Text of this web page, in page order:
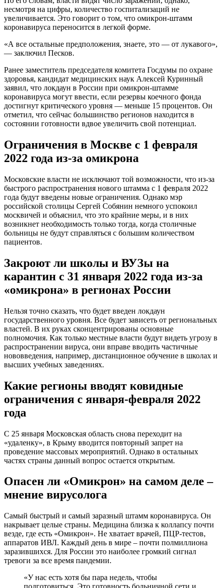
Московские власти не исключают той возможности, что из-за
быстрого распространения нового штамма с 1 февраля 2022
года будут введены новые ограничения. Однако мэр
российской столицы Сергей Собянин немного успокоил
москвичей и объяснил, что это крайние меры, и в них
возникнет необходимость только тогда, когда столичные
пациентов.
Закроют ли школы и ВУЗы на
карантин с 31 января 2022 года из-за
«омикрона» в регионах России
государственного уровня. Все будет зависеть от региональных
властей. В их руках сконцентрированы основные
полномочия. Как только местные власти будут видеть угрозу в
нововведения, например, дистанционное обучение в школах и
высших учебных заведениях.
Какие регионы вводят ковидные
ограничения с января-февраля 2022
года
С 25 января Московская область снова переходит на
«удаленку», в Крыму вводится повторный запрет на
проведение массовых мероприятий. Однако в остальных
частях страны данный вопрос остается открытым.
Опасен ли «Омикрон» на самом деле –
мнение вирусолога
Самый быстрый и самый заразный штамм коронавируса. Он
накрывает целые страны. Медицина близка к коллапсу почти
везде, где есть «Омикрон». Не хватает врачей, ПЦР-тестов,
аппаратов ИВЛ. Каждый день в мире – почти полмиллиона
тревоги за все время пандемии.
«У нас есть хотя бы пара недель, чтобы
подготовиться. Это готовность больничной сети и
промышленности, и той, которая производит
необходимый кислород, маски, средства
индивидуальной защиты и так далее», – заявлял
президент России Владимир Путин.
ученых, который застал «Омикрон» на его родине, в ЮАР.
Провел 21 день в ковидном госпитале Йоханнесбурга, откуда
привез уникальные данные и уникальные кадры.
Он показал заполненные якобы безобидным «Омикроном»
реанимации, что говорит о тяжелой клинике вируса. Свою
командировку вирусолог назвал путешествием во времени –
точно такой же пожар может разгореться и в России. Совсем
скоро.
Переведут ли московских школьников